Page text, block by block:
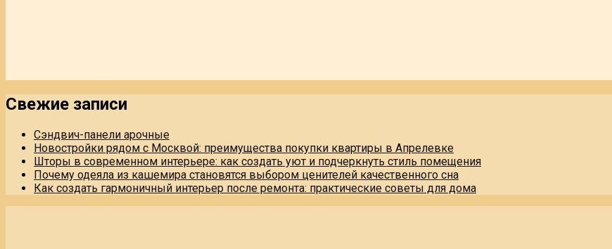
Свежие записи
Сэндвич-панели арочные
Новостройки рядом с Москвой: преимущества покупки квартиры в Апрелевке
Шторы в современном интерьере: как создать уют и подчеркнуть стиль помещения
Почему одеяла из кашемира становятся выбором ценителей качественного сна
Как создать гармоничный интерьер после ремонта: практические советы для дома